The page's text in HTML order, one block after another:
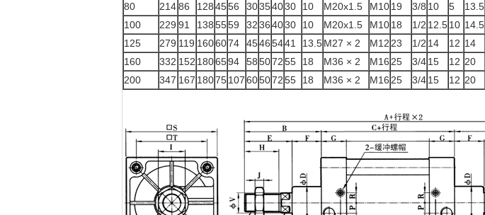
80
21486 1284556 30354030 10 M20x1.5 M1019 3/8 10 5 13.5
100
229 91 1385559 32364030 10 M20x1.5 M1018 1/2 12.510 14.5
125
279 119 1606074 45465441 13.5M27 × 2 M12 23 1/2 14 12 14
160
332 152 1806594 58507255 18 M36 × 2 M16 25 3/415 12 20
200
347 167 1807510760507255 18 M36 × 2 M16 25 3/415 12 20